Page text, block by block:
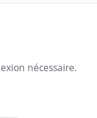
nécessaire.